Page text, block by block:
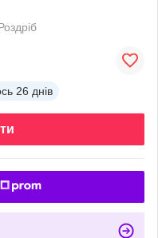
26 днів